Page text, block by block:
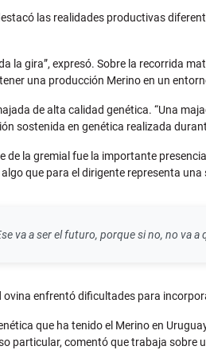
las realidades productivas
la gira”, expresó. Sobre la recorrida
una producción Merino en un
de alta calidad genética. “Una
sostenida en genética realizada
de la gremial fue la importante
que para el dirigente representa
va a ser el futuro, porque si no, no va
enfrentó dificultades para
que ha tenido el Merino en
particular, comentó que trabaja